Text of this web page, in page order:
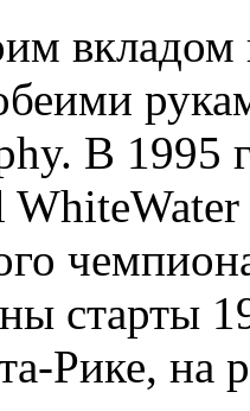
В 1995
старты
Рике, на